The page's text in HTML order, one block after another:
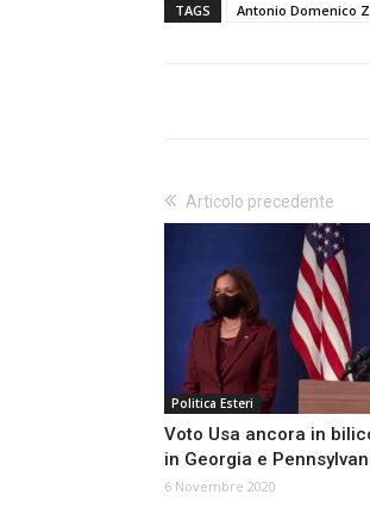
TAGS Antonio Domenico
Articolo precedente
Politica Esteri
Voto Usa ancora in
in Georgia e
6 Novembre 2020